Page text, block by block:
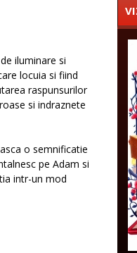
iluminare si
locuia si fiind
raspunsurilor
si indraznete
o semnificatie
pe Adam si
intr-un mod